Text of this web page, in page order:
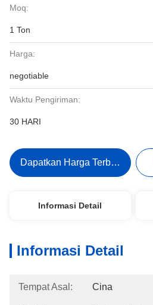
Moq:
1 Ton
Harga:
negotiable
Waktu Pengiriman:
30 HARI
Dapatkan Harga Terbaik
Informasi Detail
Informasi Detail
Tempat Asal: Cina